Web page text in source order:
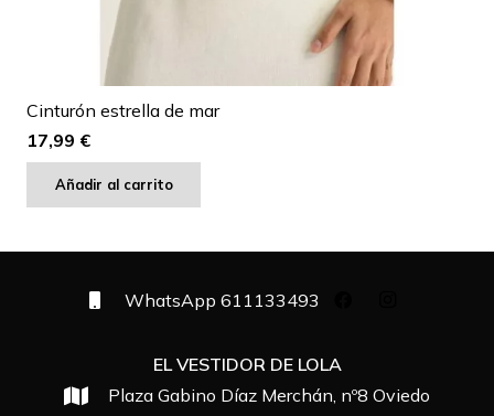
Cinturón estrella de mar
17,99 €
Añadir al carrito
WhatsApp 611133493
EL VESTIDOR DE LOLA
Plaza Gabino Díaz Merchán, nº8 Oviedo